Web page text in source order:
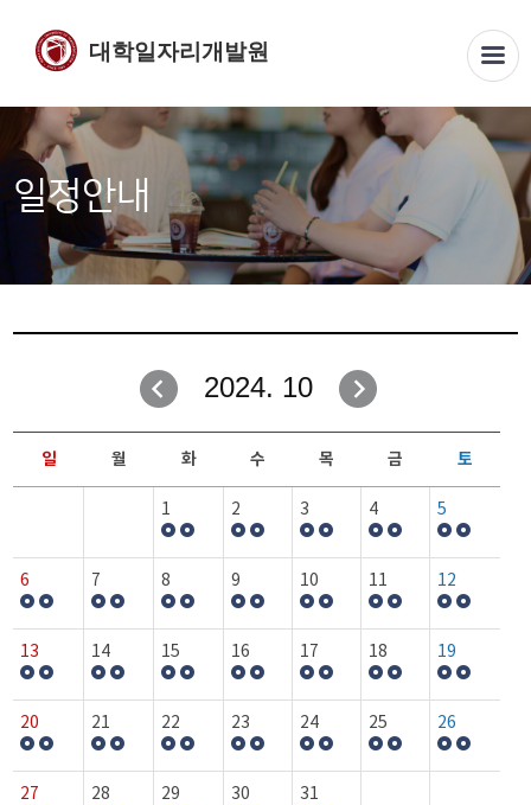
대학일자리개발원
일정안내
2024. 10
일 월 화 수 목 금 토
1 2 3 4 5
6 7 8 9 10 11 12
13 14 15 16 17 18 19
20 21 22 23 24 25 26
27 28 29 30 31